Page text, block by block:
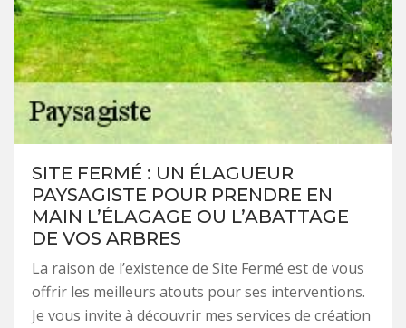
SITE FERMÉ : UN ÉLAGUEUR
PAYSAGISTE POUR PRENDRE EN
MAIN L’ÉLAGAGE OU L’ABATTAGE
DE VOS ARBRES
La raison de l’existence de Site Fermé est de vous
offrir les meilleurs atouts pour ses interventions.
Je vous invite à découvrir mes services de création